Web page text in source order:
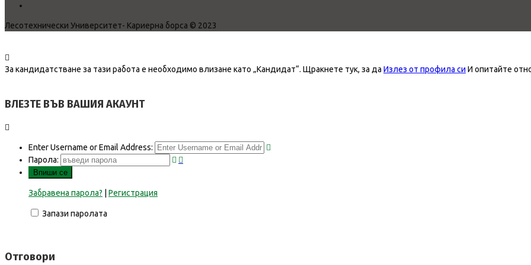
Лесотехнически Университет- Кариерна борса © 2023
За кандидатстване за тази работа е необходимо влизане като „Кандидат“. Щракнете тук, за да Излез от профила си И опитайте
ВЛЕЗТЕ ВЪВ ВАШИЯ АКАУНТ
Enter Username or Email Address:
Парола:
Забравена парола? | Регистрация
Запази паролата
Отговори